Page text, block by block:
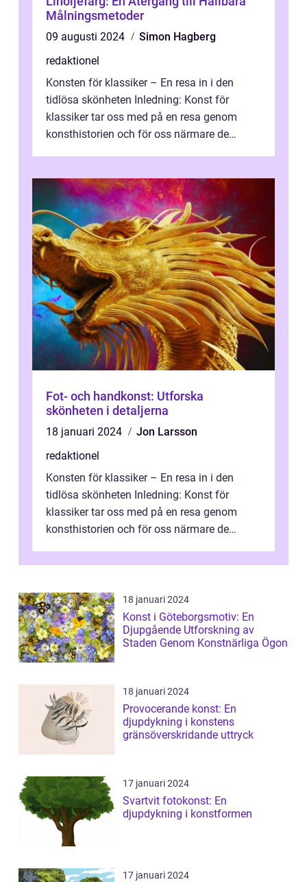
Målningsmetoder
09 augusti 2024
Simon Hagberg
redaktionel
Konsten för klassiker – En resa in i den
tidlösa skönheten Inledning: Konst för
klassiker tar oss med på en resa genom
konsthistorien och för oss närmare de
Fot- och handkonst: Utforska
skönheten i detaljerna
18 januari 2024
Jon Larsson
redaktionel
Konsten för klassiker – En resa in i den
tidlösa skönheten Inledning: Konst för
klassiker tar oss med på en resa genom
konsthistorien och för oss närmare de
18 januari 2024
Konst i Göteborgsmotiv: En
Djupgående Utforskning av
Staden Genom Konstnärliga Ögon
18 januari 2024
Provocerande konst: En
djupdykning i konstens
gränsöverskridande uttryck
17 januari 2024
Svartvit fotokonst: En
djupdykning i konstformen
17 januari 2024